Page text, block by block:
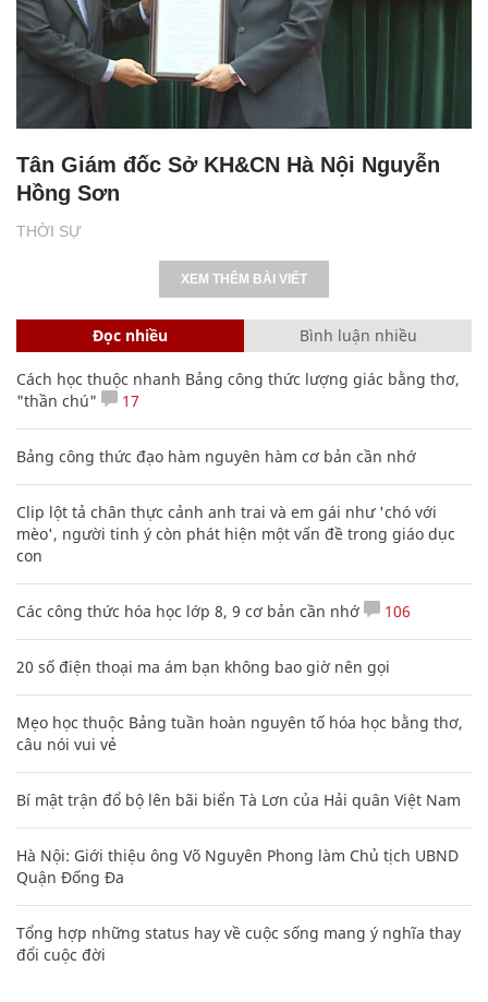
THỜI SỰ
Tân Giám đốc Sở KH&CN Hà Nội Nguyễn
Hồng Sơn
XEM THÊM BÀI VIẾT
Đọc nhiều Bình luận nhiều
Cách học thuộc nhanh Bảng công thức lượng giác bằng thơ,
"thần chú"
17
Bảng công thức đạo hàm nguyên hàm cơ bản cần nhớ
Clip lột tả chân thực cảnh anh trai và em gái như 'chó với
mèo', người tinh ý còn phát hiện một vấn đề trong giáo dục
con
Các công thức hóa học lớp 8, 9 cơ bản cần nhớ 106
20 số điện thoại ma ám bạn không bao giờ nên gọi
Mẹo học thuộc Bảng tuần hoàn nguyên tố hóa học bằng thơ,
câu nói vui vẻ
Bí mật trận đổ bộ lên bãi biển Tà Lơn của Hải quân Việt Nam
Hà Nội: Giới thiệu ông Võ Nguyên Phong làm Chủ tịch UBND
Quận Đống Đa
Tổng hợp những status hay về cuộc sống mang ý nghĩa thay
đổi cuộc đời